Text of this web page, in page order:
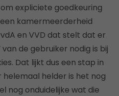
expliciete goedkeuring
kamermeerderheid
en VVD dat stelt dat er
de gebruiker nodig is bij
Dat lijkt dus een stap in
helder is het nog
nog onduidelijke wat die